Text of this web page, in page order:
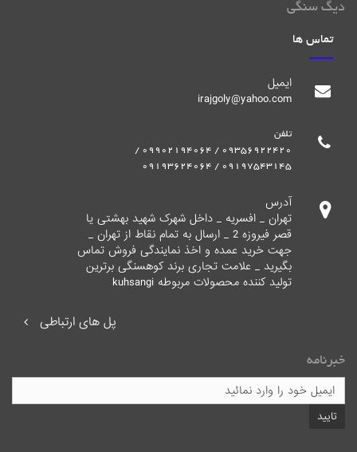
دیگ سنگی
تماس ها
ایمیل
irajgoly@yahoo.com
تلفن
09356922420 / 09902194064 /
09197543145 / 09193624064
آدرس
تهران _ افسریه _ داخل شهرک شهید بهشتی یا
قصر فیروزه 2 _ ارسال به تمام نقاط از تهران _
جهت خرید عمده و اخذ نمایندگی فروش تماس
بگیرید _ علامت تجاری برند کوهسنگی برترین
تولید کننده محصولات مربوطه kuhsangi
پل های ارتباطی
خبرنامه
تایید